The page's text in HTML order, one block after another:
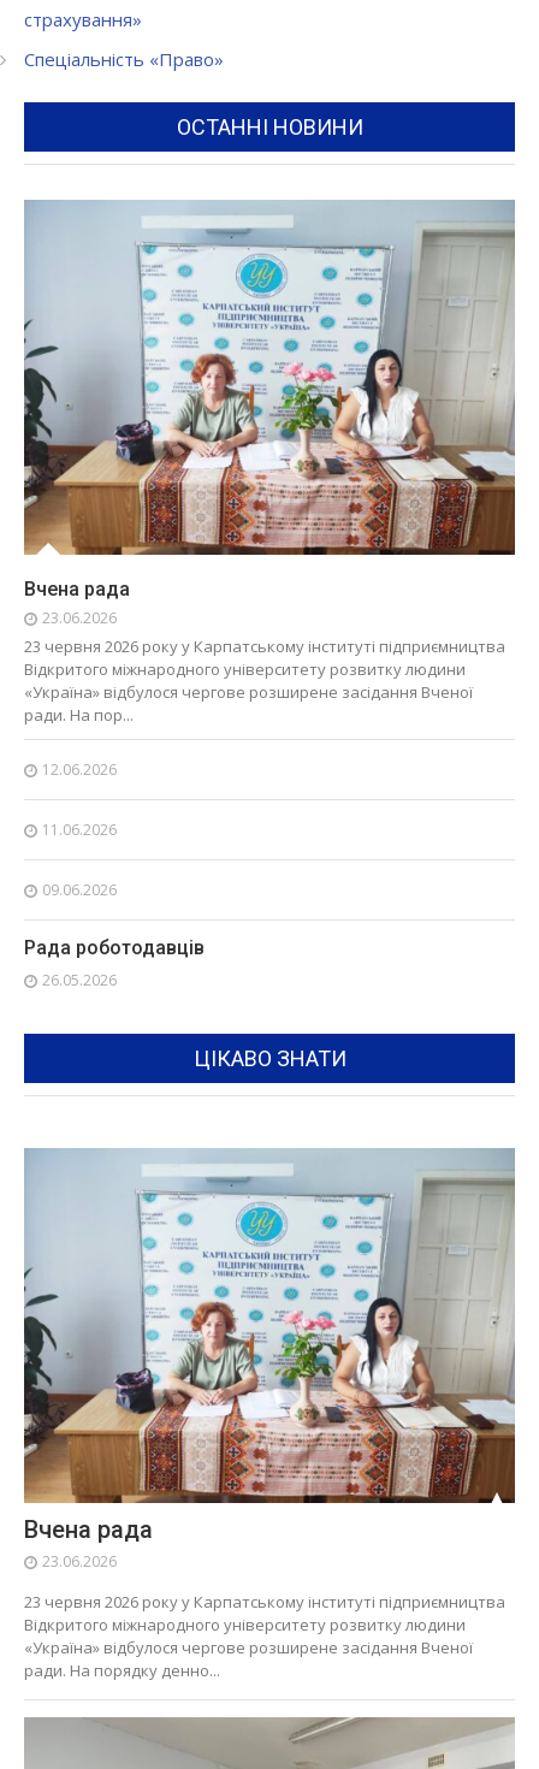
страхування»
Спеціальність «Право»
ОСТАННІ НОВИНИ
Вчена рада
23.06.2026
23 червня 2026 року у Карпатському інституті підприємництва
Відкритого міжнародного університету розвитку людини
«Україна» відбулося чергове розширене засідання Вченої
ради. На пор...
12.06.2026
11.06.2026
09.06.2026
Рада роботодавців
26.05.2026
ЦІКАВО ЗНАТИ
Вчена рада
23.06.2026
23 червня 2026 року у Карпатському інституті підприємництва
Відкритого міжнародного університету розвитку людини
«Україна» відбулося чергове розширене засідання Вченої
ради. На порядку денно...